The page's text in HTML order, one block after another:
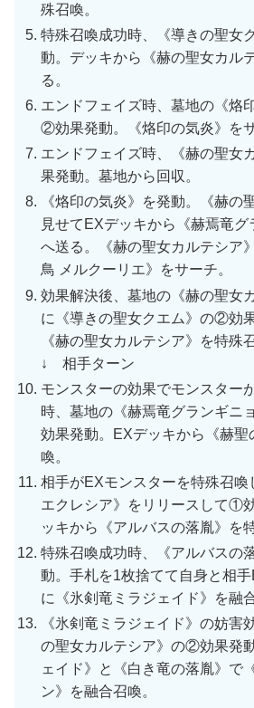
殊召喚。
特殊召喚成功時、《導きの聖女
動。デッキから《赫の聖女カル
る。
エンドフェイズ時、墓地の《烙
②効果発動。《烙印の気炎》をサ
エンドフェイズ時、《赫の聖女
果発動。墓地から回収。
《烙印の気炎》を発動。《赫の
見せてEXデッキから《赫焉竜
へ送る。《赫の聖女カルテシア
鳥 メルクーリエ》をサーチ。
効果解決後、墓地の《赫の聖女
に《導きの聖女クエム》の②効
《赫の聖女カルテシア》を特殊
↓ 相手ターン
モンスターの効果でモンスター
時、墓地の《赫焉竜グランギニ
効果発動。EXデッキから《赫聖
喚。
相手がEXモンスターを特殊召喚
エクレシア》をリリースして①
ッキから《アルバスの落胤》を
特殊召喚成功時、《アルバスの
動。手札を1枚捨てて自身と相
に《氷剣竜ミラジェイド》を融
《氷剣竜ミラジェイド》の妨害
の聖女カルテシア》の②効果発
ェイド》と《白き竜の落胤》で
ン》を融合召喚。